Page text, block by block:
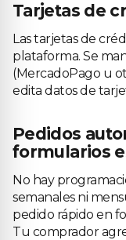
Tarjetas de
Las tarjetas de
plataforma. Se
(MercadoPago u
edita datos de
Pedidos
formularios
No hay
semanales ni
pedido rápido en
Tu comprador